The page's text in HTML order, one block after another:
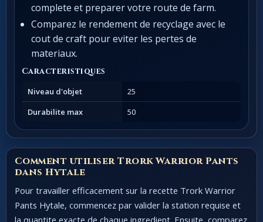
complete et preparer votre route de farm.
Comparez le rendement de recyclage avec le
cout de craft pour eviter les pertes de
materiaux.
Caracteristiques
Niveau d'objet
25
Durabilite max
50
Comment utiliser Trork Warrior Pants
dans Hytale
Pour travailler efficacement sur la recette Trork Warrior
Pants Hytale, commencez par valider la station requise et
la quantite exacte de chaque ingredient. Ensuite, comparez